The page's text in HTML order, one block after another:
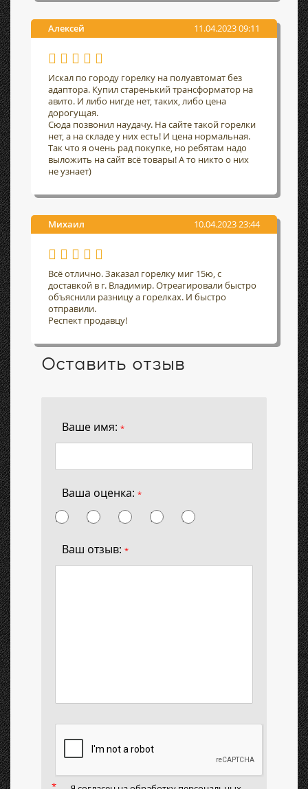
Алексей 11.04.2023 09:11
Искал по городу горелку на полуавтомат без
адаптора. Купил старенький трансформатор на
авито. И либо нигде нет, таких, либо цена
дорогущая.
Сюда позвонил наудачу. На сайте такой горелки
нет, а на складе у них есть! И цена нормальная.
Так что я очень рад покупке, но ребятам надо
выложить на сайт всё товары! А то никто о них
не узнает)
Михаил 10.04.2023 23:44
Всё отлично. Заказал горелку миг 15ю, с
доставкой в г. Владимир. Отреагировали быстро
объяснили разницу а горелках. И быстро
отправили.
Респект продавцу!
Оставить отзыв
Ваше имя: *
Ваша оценка: *
Ваш отзыв: *